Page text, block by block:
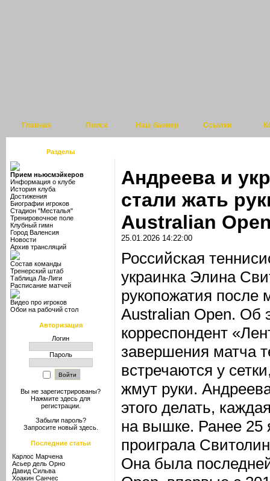
Главная Поиск Наш баннер Ссылки
Разделы
Прием ньюсмэйкеров
Информация о клубе
История клуба
Достижения
Биографии игроков
Стадион "Месталья"
Тренировочное поле
Клубный гимн
Город Валенсия
Новости
Архив трансляций
Состав команды
Тренерский штаб
Таблица Ла-Лиги
Расписание матчей
Видео про игроков
Обои на рабочий стол
Авторизация
Логин
Пароль
Вы не зарегистрированы?
Нажмите здесь для
регистрации.
Забыли пароль?
Запросите новый здесь.
Последние статьи
Карлос Марчена
Асьер дель Орно
Давид Сильва
Хоакин Санчес
Андреева и
стали жать
Australian
25.01.2026 14:22:00
Российская
украинка Элина
рукопожатия после
Australian Open. Об
корреспондент
завершения матча
встречаются у
жмут руки.
этого делать,
на вышке. Ранее 25
проиграла
Она была